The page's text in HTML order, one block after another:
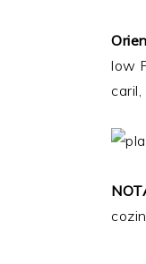
low